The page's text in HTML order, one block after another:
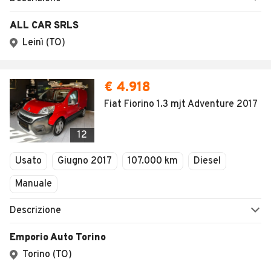
ALL CAR SRLS
Leinì (TO)
12
€ 4.918
Fiat Fiorino 1.3 mjt Adventure 2017
Usato Giugno 2017 107.000 km
Diesel
Manuale
Descrizione
Emporio Auto Torino
Torino (TO)